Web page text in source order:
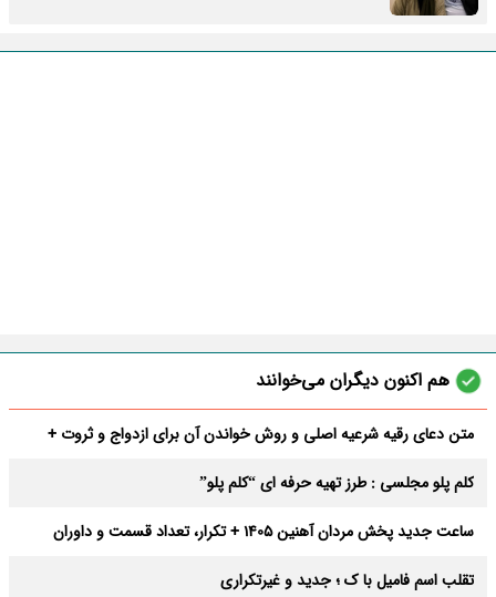
هم اکنون دیگران می‌خوانند
متن دعای رقیه شرعیه اصلی و روش خواندن آن برای ازدواج و ثروت +
کلم پلو مجلسی : طرز تهیه حرفه ای “کلم پلو”
ساعت جدید پخش مردان آهنین 1405 + تکرار، تعداد قسمت و داوران
تقلب اسم فامیل با ک ؛ جدید و غیرتکراری